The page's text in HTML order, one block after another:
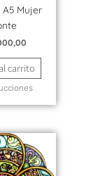
Mujer
carrito